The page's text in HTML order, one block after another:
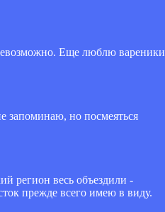
Еще люблю вареники
запоминаю, но посмеяться
регион весь объездили -
прежде всего имею в виду.